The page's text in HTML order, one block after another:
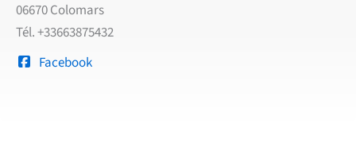
06670 Colomars
Tél. +33663875432
Facebook